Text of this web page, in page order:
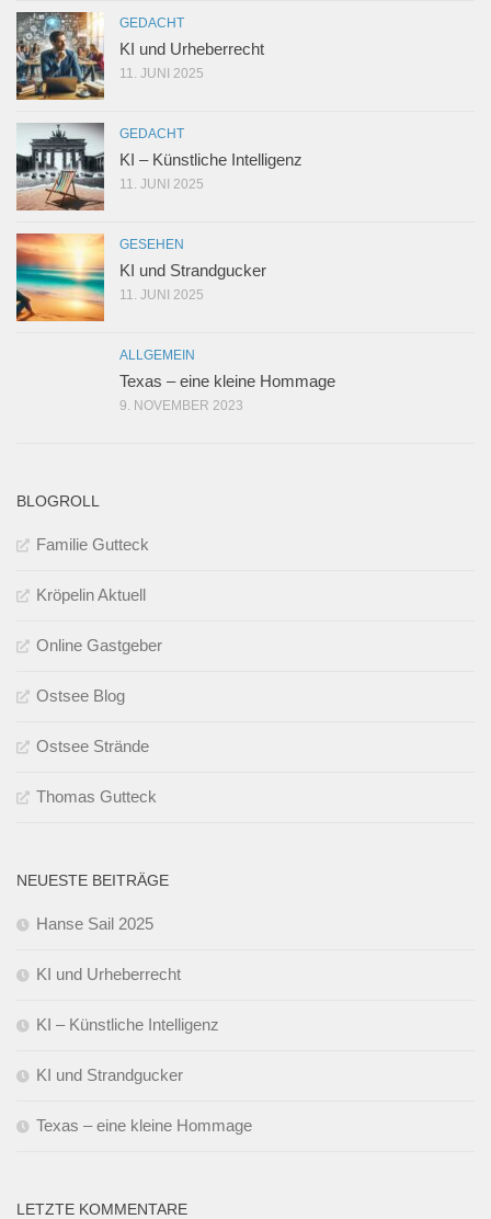
GEDACHT
KI und Urheberrecht
11. JUNI 2025
GEDACHT
KI – Künstliche Intelligenz
11. JUNI 2025
GESEHEN
KI und Strandgucker
11. JUNI 2025
ALLGEMEIN
Texas – eine kleine Hommage
9. NOVEMBER 2023
BLOGROLL
Familie Gutteck
Kröpelin Aktuell
Online Gastgeber
Ostsee Blog
Ostsee Strände
Thomas Gutteck
NEUESTE BEITRÄGE
Hanse Sail 2025
KI und Urheberrecht
KI – Künstliche Intelligenz
KI und Strandgucker
Texas – eine kleine Hommage
LETZTE KOMMENTARE